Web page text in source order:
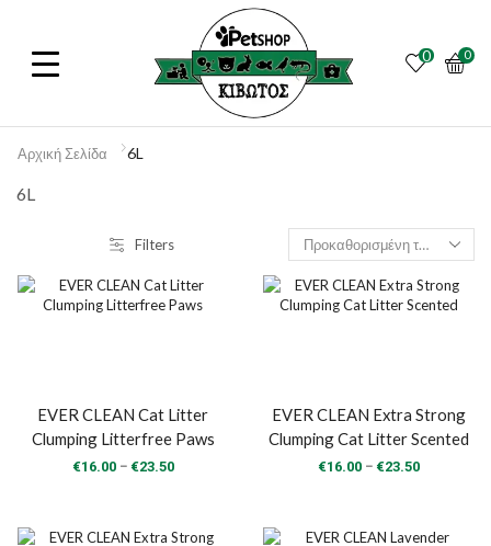
0 0
Αρχική Σελίδα 6L
6L
Filters
EVER CLEAN Cat Litter
Clumping Litterfree Paws
€16.00 – €23.50Price
EVER CLEAN Extra Strong
Clumping Cat Litter Scented
€16.00 – €23.50Price